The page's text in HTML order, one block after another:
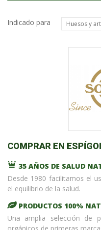
Indicado para Huesos y
COMPRAR EN
35 AÑOS DE SALUD
Desde 1980 facilitamos el
el equilibrio de la salud.
PRODUCTOS 100%
Una amplia selección de